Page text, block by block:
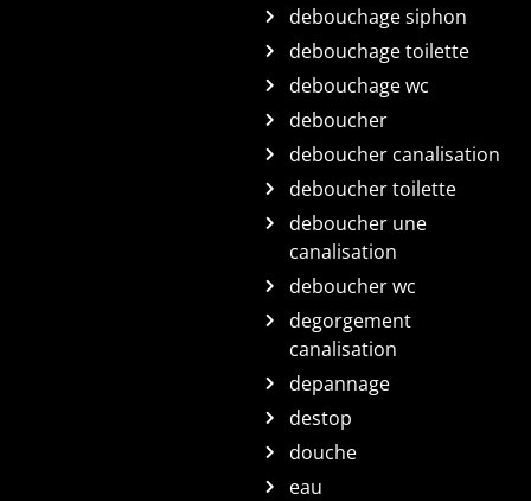
debouchage siphon
debouchage toilette
debouchage wc
deboucher
deboucher canalisation
deboucher toilette
deboucher une
canalisation
deboucher wc
degorgement
canalisation
depannage
destop
douche
eau